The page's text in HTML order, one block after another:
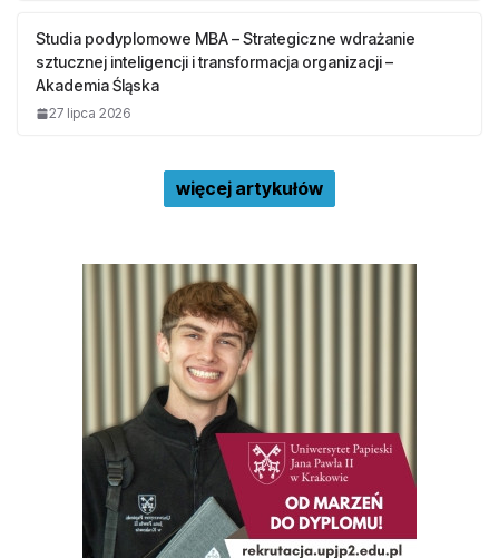
Studia podyplomowe MBA – Strategiczne wdrażanie
sztucznej inteligencji i transformacja organizacji –
Akademia Śląska
27 lipca 2026
więcej artykułów